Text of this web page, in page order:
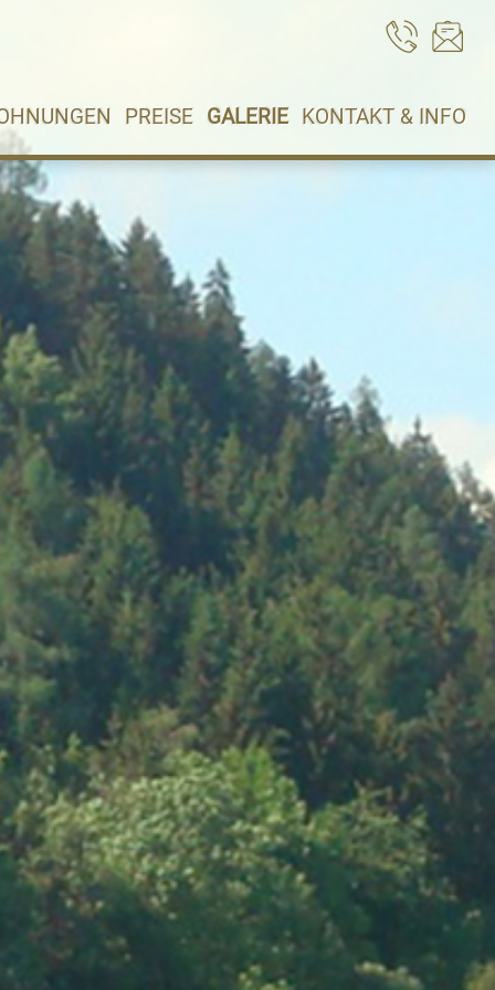
PREISE GALERIE KONTAKT & INFO